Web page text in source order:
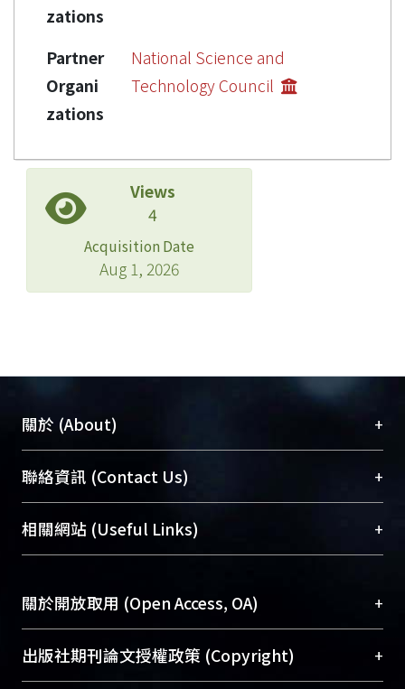
zations
Partner
Organi
zations
National Science and
Technology Council
Views
4
Acquisition Date
Aug 1, 2026
關於 (About) +
臺大位居世界頂尖大學之列，為永久珍藏及向國際
展現本校豐碩的研究成果及學術能量，圖書館整合
機構典藏（NTUR）與學術庫（AH）不同功能平
台，成為臺大學術典藏NTU scholars。期能整合研
成果。
To permanently archive and promote researcher
profiles and scholarly works, Library integrates the
services of “NTU Repository” with “Academic
聯絡資訊 (Contact Us) +
總館學科館員(Main Library)
醫學圖書館學科館員(Medical Library)
Sciences Library)
相關網站 (Useful Links) +
關於開放取用 (Open Access, OA) +
開放取用是從使用者角度提升資訊取用性的社會運
動，應用在學術研究上是透過將研究著作公開供使
出版社期刊論文授權政策 (Copyright) +